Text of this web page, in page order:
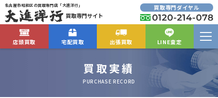
名古屋市昭和区の買取専門店「大進洋行」
買取専門サイト
買取専門ダイヤル
店頭買取 宅配買取 出張買取 LINE査定
買取実績
PURCHASE RECORD